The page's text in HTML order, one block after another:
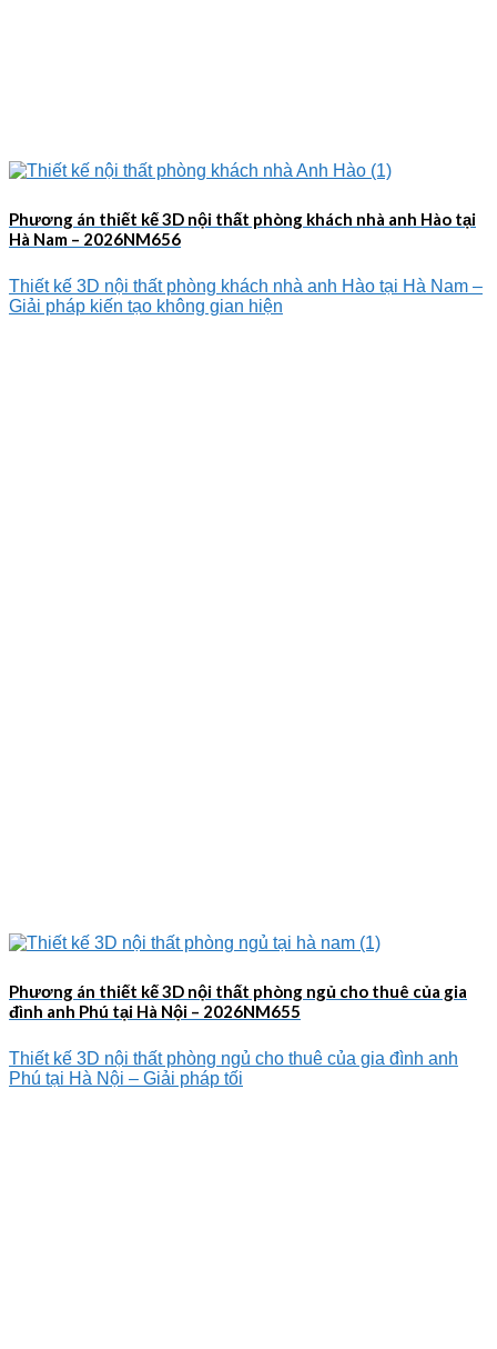
Phương án thiết kế 3D nội thất phòng khách nhà anh Hào tại
Hà Nam – 2026NM656
Thiết kế 3D nội thất phòng khách nhà anh Hào tại Hà Nam –
Giải pháp kiến tạo không gian hiện
Phương án thiết kế 3D nội thất phòng ngủ cho thuê của gia
đình anh Phú tại Hà Nội – 2026NM655
Thiết kế 3D nội thất phòng ngủ cho thuê của gia đình anh
Phú tại Hà Nội – Giải pháp tối